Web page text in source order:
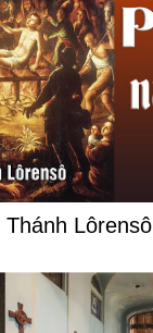
Lôrensô